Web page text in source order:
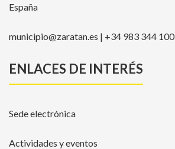
España
municipio@zaratan.es | +34 983 344 100
ENLACES DE INTERÉS
Sede electrónica
Actividades y eventos